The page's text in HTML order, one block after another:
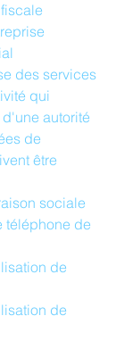
des services
qui
autorité
de
être
sociale
téléphone de
de
de